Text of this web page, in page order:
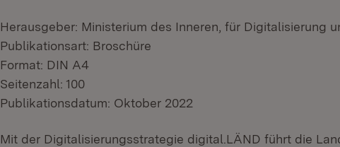
Herausgeber: Ministerium des Inneren, für Digitalisierung
Publikationsart: Broschüre
Format: DIN A4
Seitenzahl: 100
Publikationsdatum: Oktober 2022
Mit der Digitalisierungsstrategie digital.LÄND führt die